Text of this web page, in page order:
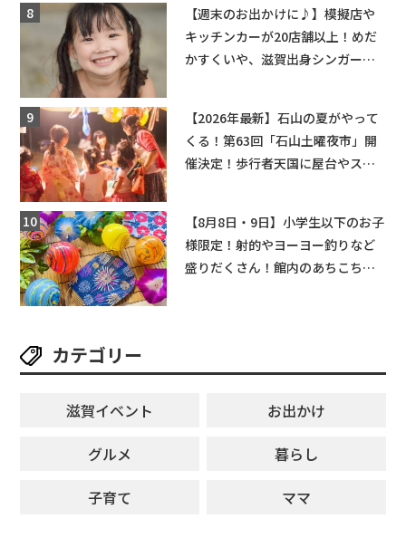
【週末のお出かけに♪】模擬店や
キッチンカーが20店舗以上！めだ
かすくいや、滋賀出身シンガーソ
【2026年最新】石山の夏がやって
くる！第63回「石山土曜夜市」開
催決定！歩行者天国に屋台やステ
【8月8日・9日】小学生以下のお子
様限定！射的やヨーヨー釣りなど
盛りだくさん！館内のあちこちに
カテゴリー
滋賀イベント
お出かけ
グルメ
暮らし
子育て
ママ